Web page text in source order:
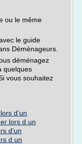
ou le même
le guide
Déménageurs.
déménagez
quelques
vous souhaitez
d'un
lors d un
d'un
d un